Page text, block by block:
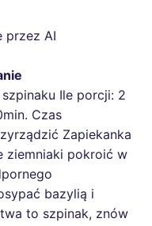
przez AI
Ile porcji: 2
Czas
Zapiekanka
ziemniaki pokroić w
bazylią i
to szpinak, znów